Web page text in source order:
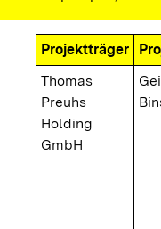
Projektträger
Thomas
Preuhs
Holding
GmbH